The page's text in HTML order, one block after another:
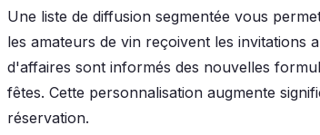
Une liste de diffusion segmentée vous
les amateurs de vin reçoivent les invitations
d'affaires sont informés des nouvelles
fêtes. Cette personnalisation augmente
réservation.